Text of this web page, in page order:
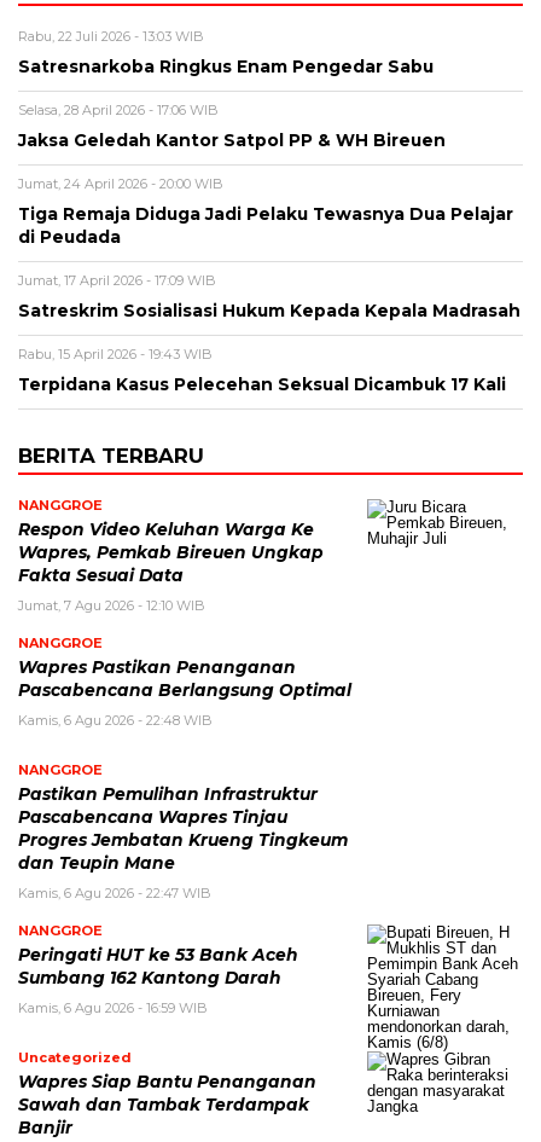
Rabu, 22 Juli 2026 - 13:03 WIB
Satresnarkoba Ringkus Enam Pengedar Sabu
Selasa, 28 April 2026 - 17:06 WIB
Jaksa Geledah Kantor Satpol PP & WH Bireuen
Jumat, 24 April 2026 - 20:00 WIB
Tiga Remaja Diduga Jadi Pelaku Tewasnya Dua Pelajar
di Peudada
Jumat, 17 April 2026 - 17:09 WIB
Satreskrim Sosialisasi Hukum Kepada Kepala Madrasah
Rabu, 15 April 2026 - 19:43 WIB
Terpidana Kasus Pelecehan Seksual Dicambuk 17 Kali
BERITA TERBARU
NANGGROE
Respon Video Keluhan Warga Ke
Wapres, Pemkab Bireuen Ungkap
Fakta Sesuai Data
Jumat, 7 Agu 2026 - 12:10 WIB
NANGGROE
Wapres Pastikan Penanganan
Pascabencana Berlangsung Optimal
Kamis, 6 Agu 2026 - 22:48 WIB
NANGGROE
Pastikan Pemulihan Infrastruktur
Pascabencana Wapres Tinjau
Progres Jembatan Krueng Tingkeum
dan Teupin Mane
Kamis, 6 Agu 2026 - 22:47 WIB
NANGGROE
Peringati HUT ke 53 Bank Aceh
Sumbang 162 Kantong Darah
Kamis, 6 Agu 2026 - 16:59 WIB
Uncategorized
Wapres Siap Bantu Penanganan
Sawah dan Tambak Terdampak
Banjir